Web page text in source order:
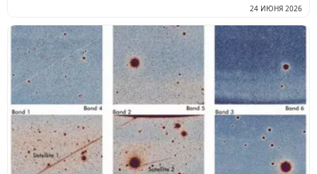
24 ИЮНЯ 2026